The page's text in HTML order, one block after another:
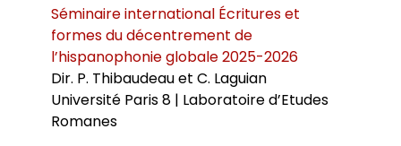
Séminaire international Écritures et
formes du décentrement de
l’hispanophonie globale 2025-2026
Dir. P. Thibaudeau et C. Laguian
Université Paris 8 | Laboratoire d’Etudes
Romanes